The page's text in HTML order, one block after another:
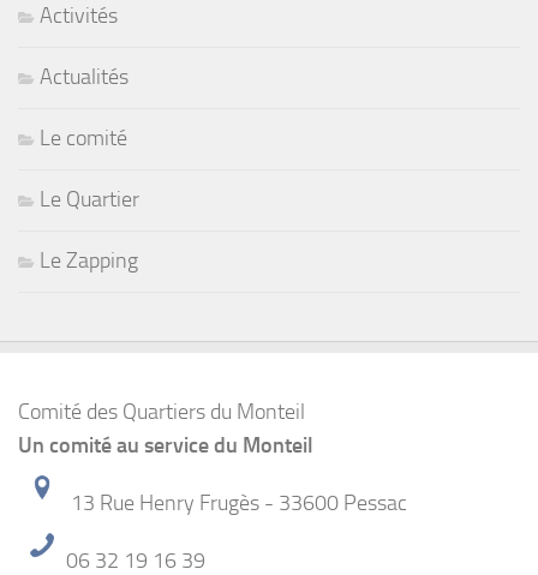
Activités
Actualités
Le comité
Le Quartier
Le Zapping
Comité des Quartiers du Monteil
Un comité au service du Monteil
13 Rue Henry Frugès - 33600 Pessac
06 32 19 16 39